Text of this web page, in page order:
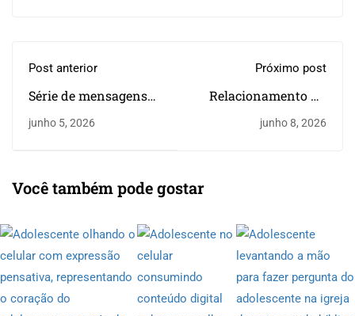
Post anterior
Série de mensagens
passos para planejar
junho 5, 2026
Próximo post
Relacionamento no
o fundamento real
junho 8, 2026
Você também pode gostar